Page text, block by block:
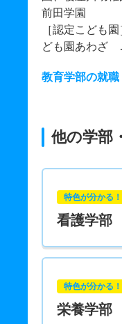
前田学園
［認定こども
ども園あわざ
教育学部の就
他の学部
特色が分かる！
看護学部
特色が分かる！
栄養学部